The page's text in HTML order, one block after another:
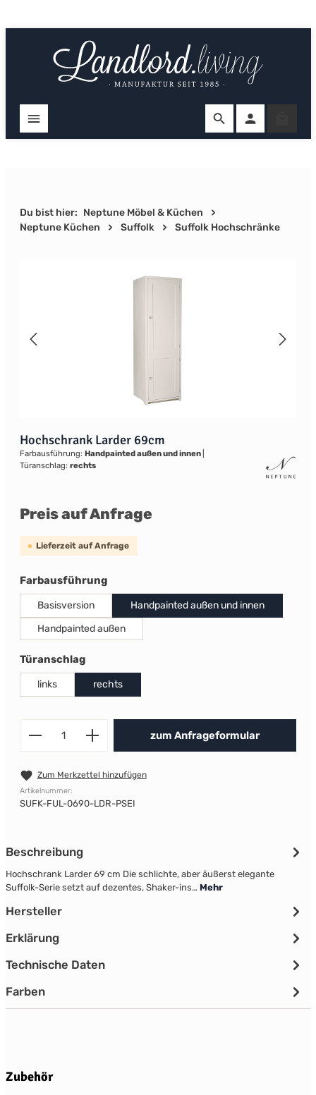
Du bist hier: Neptune Möbel & Küchen
Neptune Küchen
Suffolk Suffolk Hochschränke
Hochschrank Larder 69cm
Farbausführung: Handpainted außen und innen
Türanschlag: rechts
Preis auf Anfrage
Lieferzeit auf Anfrage
Farbausführungauswählen
Basisversion
Handpainted außen und innen
Handpainted außen
Türanschlagauswählen
links rechts
Produkt Anzahl: Gib den
zum Anfrageformular
Zum Merkzettel hinzufügen
Artikelnummer:
SUFK-FUL-0690-LDR-PSEI
Beschreibung
Hochschrank Larder 69 cm Die schlichte, aber äußerst elegante
Suffolk-Serie setzt auf dezentes, Shaker-ins… Mehr
Hersteller
Erklärung
Technische Daten
Farben
Produktgalerie überspringen
Zubehör